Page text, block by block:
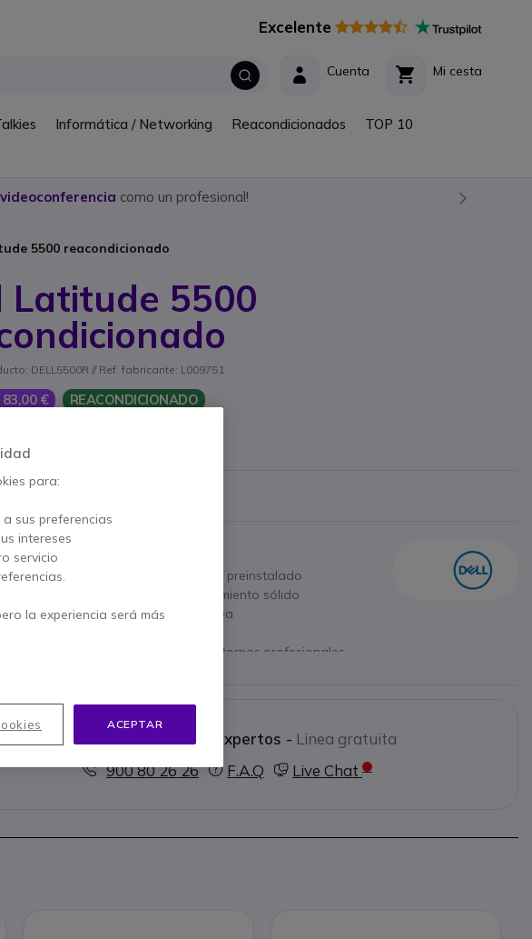
Excelente
Mi cesta
Cuenta
Informática / Networking Reacondicionados TOP 10
como un profesional!
5500 reacondicionado
Latitude 5500
DELL5500R // Ref. fabricante: L009751
€ REACONDICIONADO
s/Iva
principales
operativo Windows 10 Pro de 64 bits preinstalado
Intel Core i5-8365U para un rendimiento sólido
DDR4-SDRAM para multitarea
en negro, adecuado para entornos profesionales
Intel UHD Graphics 620 para tareas de oficina y
un peso de solo 1,82 kg para la movilidad
ExpressCharge para una carga rápida de la batería
Contacte a nuestros expertos - Linea gratuita
900 80 26 26
F.A.Q Live Chat
para:
sus preferencias
intereses
servicio
la experiencia será más
ACEPTAR